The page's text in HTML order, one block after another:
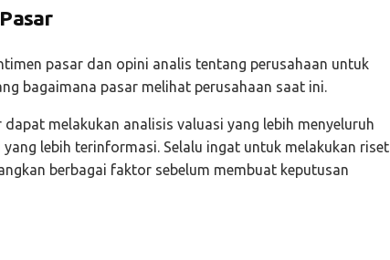
pasar dan opini analis tentang perusahaan untuk
bagaimana pasar melihat perusahaan saat ini.
melakukan analisis valuasi yang lebih menyeluruh
lebih terinformasi. Selalu ingat untuk melakukan riset
berbagai faktor sebelum membuat keputusan